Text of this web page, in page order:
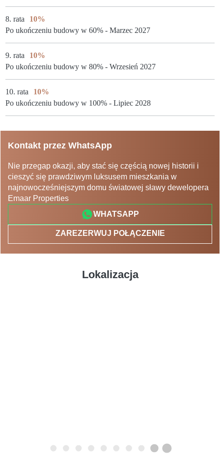
8. rata
10%
Po ukończeniu budowy w 60% - Marzec 2027
9. rata
10%
Po ukończeniu budowy w 80% - Wrzesień 2027
10. rata
10%
Po ukończeniu budowy w 100% - Lipiec 2028
Kontakt przez WhatsApp
Nie przegap okazji, aby stać się częścią nowej historii i
cieszyć się prawdziwym luksusem mieszkania w
najnowocześniejszym domu światowej sławy dewelopera
Emaar Properties
WHATSAPP
ZAREZERWUJ POŁĄCZENIE
Lokalizacja